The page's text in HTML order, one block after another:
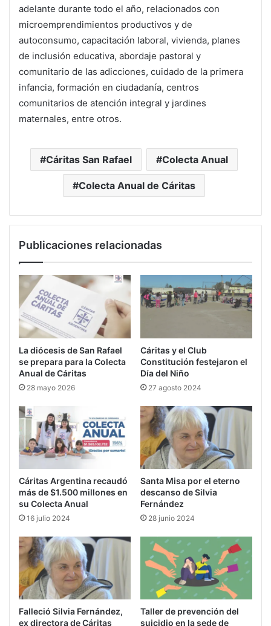
adelante durante todo el año, relacionados con
microemprendimientos productivos y de
autoconsumo, capacitación laboral, vivienda, planes
de inclusión educativa, abordaje pastoral y
comunitario de las adicciones, cuidado de la primera
infancia, formación en ciudadanía, centros
comunitarios de atención integral y jardines
maternales, entre otros.
Cáritas San Rafael Colecta Anual
Colecta Anual de Cáritas
Publicaciones relacionadas
La diócesis de San Rafael
se prepara para la Colecta
Anual de Cáritas
28 mayo 2026
Cáritas y el Club
Constitución festejaron el
Día del Niño
27 agosto 2024
Cáritas Argentina recaudó
más de $1.500 millones en
su Colecta Anual
16 julio 2024
Santa Misa por el eterno
descanso de Silvia
Fernández
28 junio 2024
Falleció Silvia Fernández,
ex directora de Cáritas
Taller de prevención del
suicidio en la sede de